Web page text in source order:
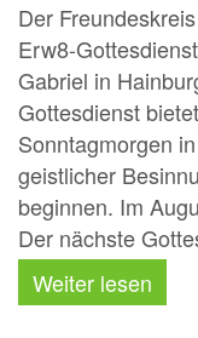
Der
Erw8-
Gabriel in
Gottesdienst
Sonntagmorgen
geistlicher
beginnen. Im
Der nächste
Weiter lesen